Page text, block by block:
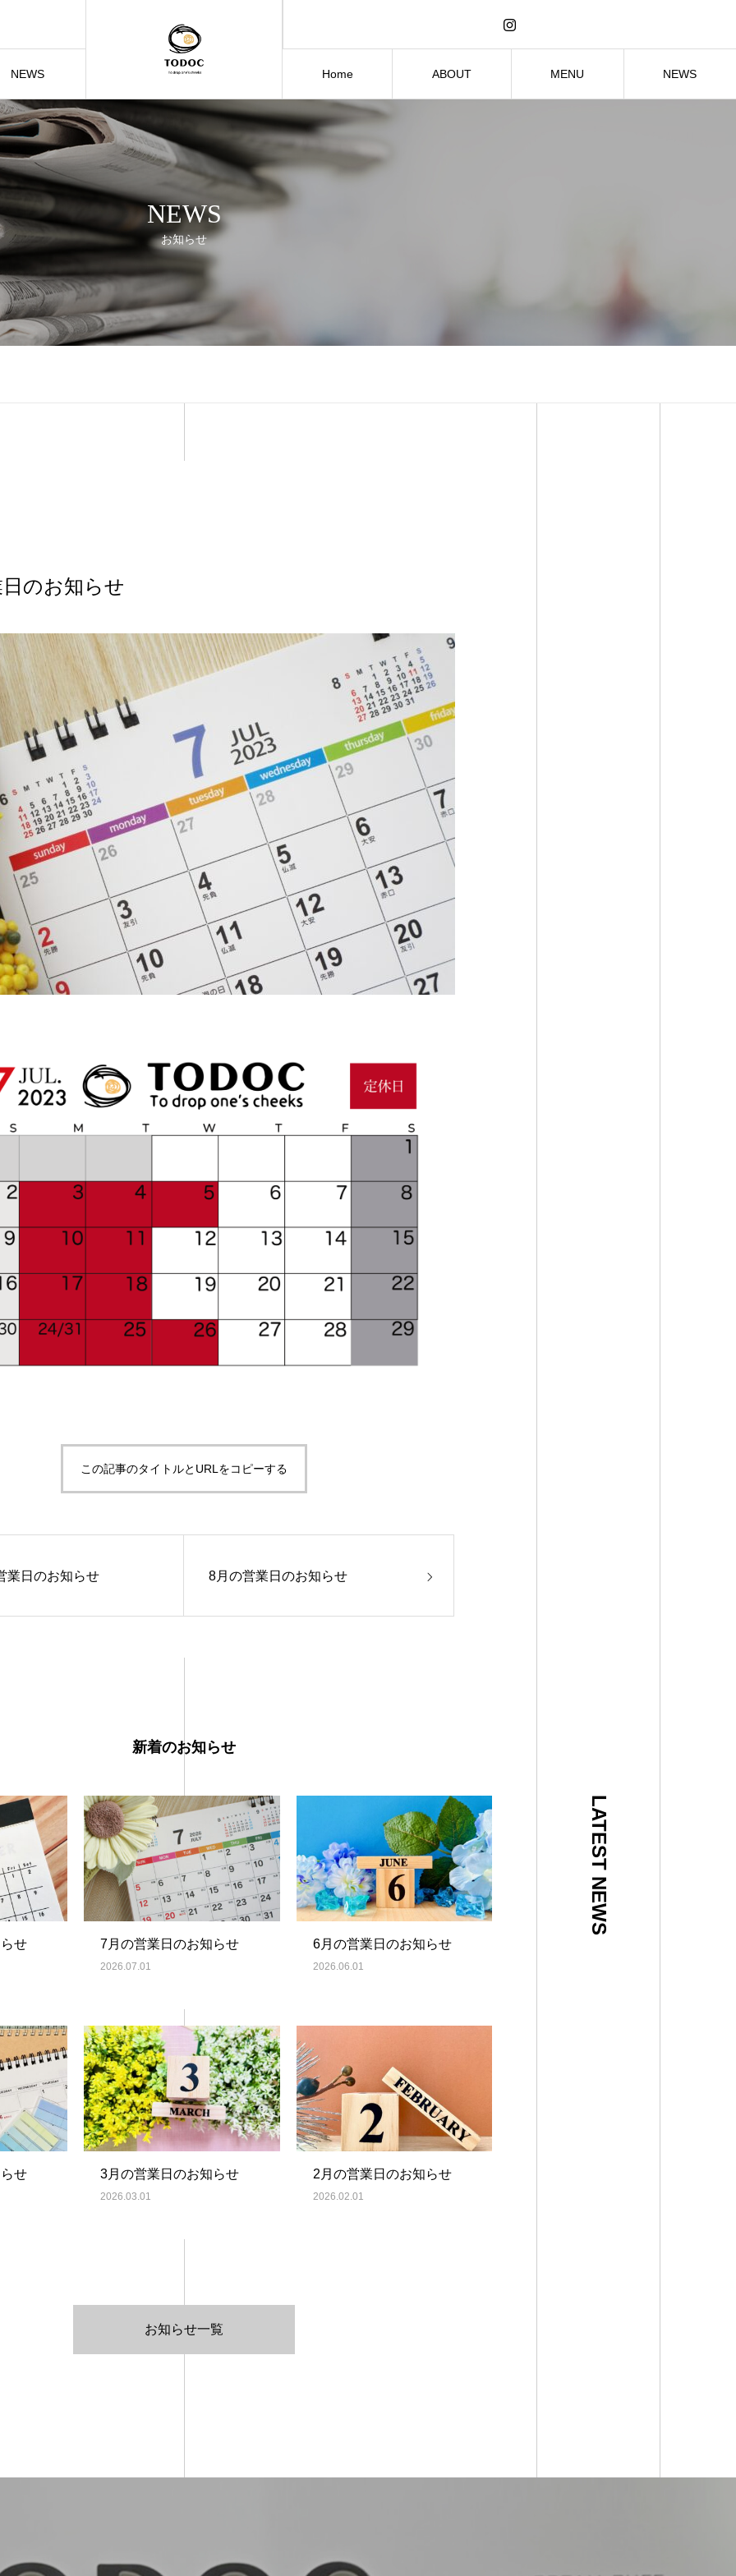
NEWS
Home ABOUT MENU NEWS
NEWS
お知らせ
のお知らせ
この記事のタイトルとURLをコピーする
業日のお知らせ 8月の営業日のお知らせ
LATEST NEWS
新着のお知らせ
せ 7月の営業日のお知らせ
2026.07.01
6月の営業日のお知らせ
2026.06.01
せ 3月の営業日のお知らせ
2026.03.01
2月の営業日のお知らせ
2026.02.01
お知らせ一覧